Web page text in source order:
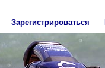
Зарегистрироваться